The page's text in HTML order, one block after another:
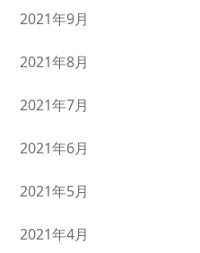
2021年9月
2021年8月
2021年7月
2021年6月
2021年5月
2021年4月